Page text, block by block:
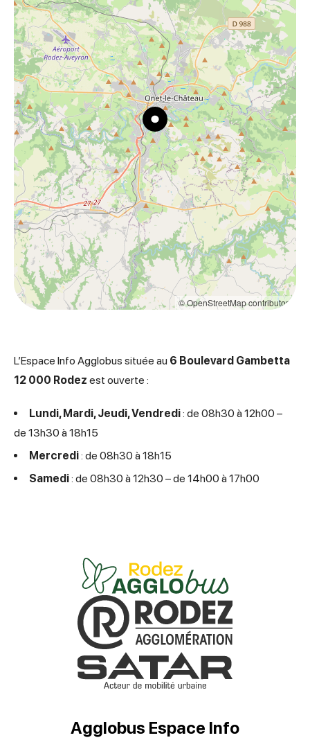
© OpenStreetMap contributors
L’Espace Info Agglobus située au 6 Boulevard Gambetta
12 000 Rodez est ouverte :
Lundi, Mardi, Jeudi, Vendredi: de 08h30 à 12h00 –
de 13h30 à 18h15
Mercredi: de 08h30 à 18h15
Samedi: de 08h30 à 12h30 – de 14h00 à 17h00
Agglobus Espace Info